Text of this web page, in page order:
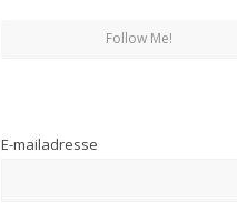
Follow Me!
E-mailadresse